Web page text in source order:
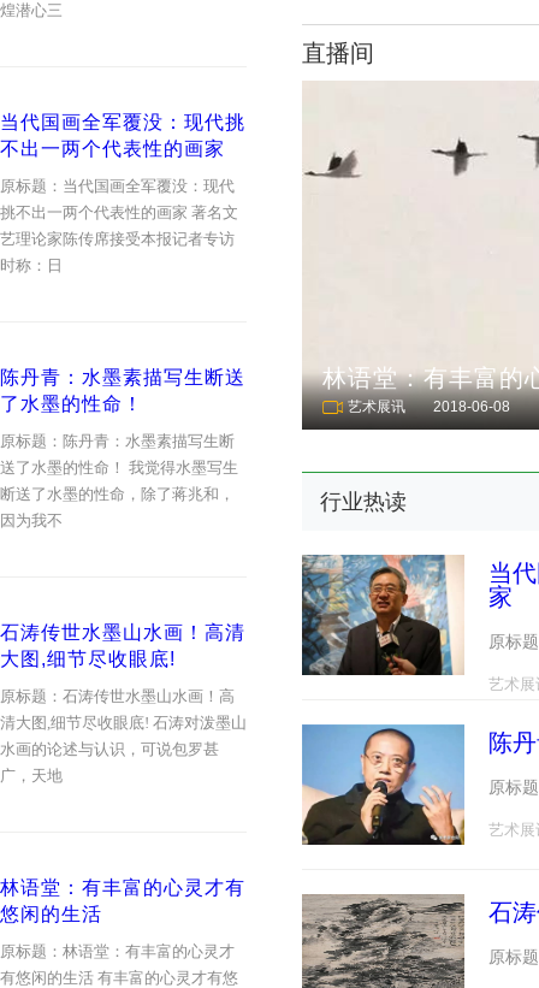
煌潜心三
当代国画全军覆没：现代挑
不出一两个代表性的画家
原标题：当代国画全军覆没：现代
挑不出一两个代表性的画家 著名文
艺理论家陈传席接受本报记者专访
时称：日
陈丹青：水墨素描写生断送
了水墨的性命！
原标题：陈丹青：水墨素描写生断
送了水墨的性命！ 我觉得水墨写生
断送了水墨的性命，除了蒋兆和，
因为我不
石涛传世水墨山水画！高清
大图,细节尽收眼底!
原标题：石涛传世水墨山水画！高
清大图,细节尽收眼底! 石涛对泼墨山
水画的论述与认识，可说包罗甚
广，天地
林语堂：有丰富的心灵才有
悠闲的生活
原标题：林语堂：有丰富的心灵才
有悠闲的生活 有丰富的心灵才有悠
直播间
林语堂：有丰富的
艺术展讯 2018-06-08
行业热读
当
家
原标
艺术展
陈
原标
艺术展
石
原标